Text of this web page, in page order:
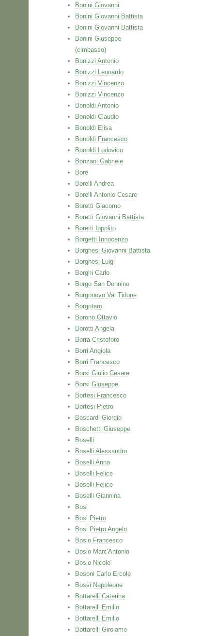
Bonini Giovanni
Bonini Giovanni Battista
Bonini Giovanni Battista
Bonini Giuseppe
(cimbasso)
Bonizzi Antonio
Bonizzi Leonardo
Bonizzi Vincenzo
Bonizzi Vincenzo
Bonoldi Antonio
Bonoldi Claudio
Bonoldi Elisa
Bonoldi Francesco
Bonoldi Lodovico
Bonzani Gabriele
Bore
Borelli Andrea
Borelli Antonio Cesare
Boretti Giacomo
Boretti Giovanni Battista
Boretti Ippolito
Borgetti Innocenzo
Borghesi Giovanni Battista
Borghesi Luigi
Borghi Carlo
Borgo San Donnino
Borgonovo Val Tidone
Borgotaro
Borono Ottavio
Borotti Angela
Borra Cristoforo
Borri Angiola
Borri Francesco
Borsi Giulio Cesare
Borsi Giuseppe
Bortesi Francesco
Bortesi Pietro
Boscardi Giorgio
Boschetti Giuseppe
Boselli
Boselli Alessandro
Boselli Anna
Boselli Felice
Boselli Felice
Boselli Giannina
Bosi
Bosi Pietro
Bosi Pietro Angelo
Bosio Francesco
Bosio Marc'Antonio
Bosio Nicolo'
Bosoni Carlo Ercole
Bossi Napoleone
Bottarelli Caterina
Bottarelli Emilio
Bottarelli Emilio
Bottarelli Girolamo